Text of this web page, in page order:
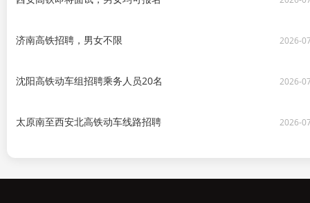
济南高铁招聘，男女不限 2026-
沈阳高铁动车组招聘乘务人员20名 2026-
太原南至西安北高铁动车线路招聘 2026-